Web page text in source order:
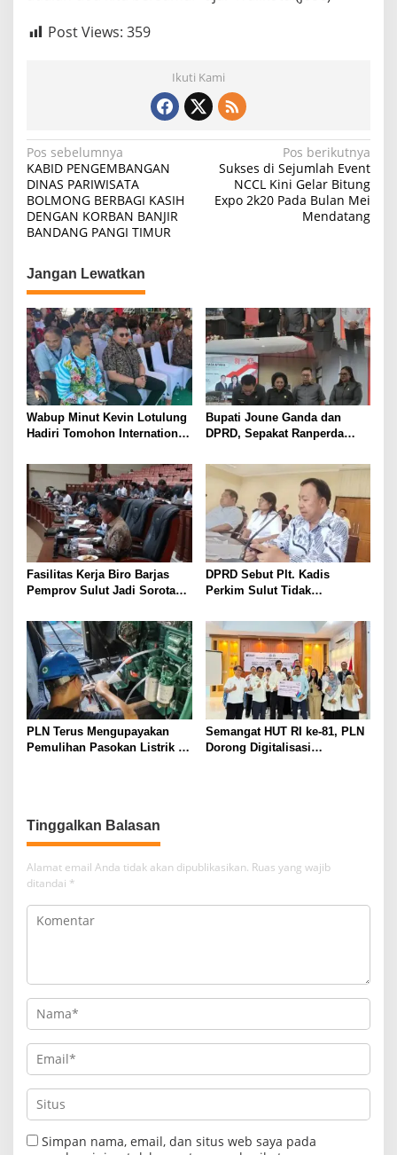
Post Views: 359
Ikuti Kami
Navigasi
pos
Pos sebelumnya
KABID PENGEMBANGAN
DINAS PARIWISATA
BOLMONG BERBAGI KASIH
DENGAN KORBAN BANJIR
BANDANG PANGI TIMUR
Pos berikutnya
Sukses di Sejumlah Event
NCCL Kini Gelar Bitung
Expo 2k20 Pada Bulan Mei
Mendatang
Jangan Lewatkan
Wabup Minut Kevin Lotulung
Hadiri Tomohon International
Agenda Pariwisata Nasional
Bupati Joune Ganda dan
DPRD, Sepakat Ranperda
Dibahas Ditingkat Selanjutnya
Fasilitas Kerja Biro Barjas
Pemprov Sulut Jadi Sorotan
DPRD Sebut Plt. Kadis
Perkim Sulut Tidak
PLN Terus Mengupayakan
Pemulihan Pasokan Listrik di
Semangat HUT RI ke-81, PLN
Dorong Digitalisasi
Tinggalkan Balasan
Alamat email Anda tidak akan dipublikasikan. Ruas yang wajib
ditandai *
Simpan nama, email, dan situs web saya pada